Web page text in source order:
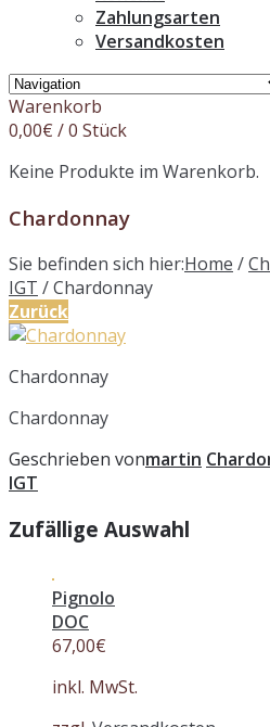
Zahlungsarten
Versandkosten
Warenkorb
0,00€ / 0 Stück
Keine Produkte im Warenkorb.
Chardonnay
Sie befinden sich hier:Home /
IGT /Chardonnay
Zurück
Chardonnay
Chardonnay
Geschrieben vonmartin
IGT
Zufällige Auswahl
Pignolo
DOC
67,00€
inkl. MwSt.